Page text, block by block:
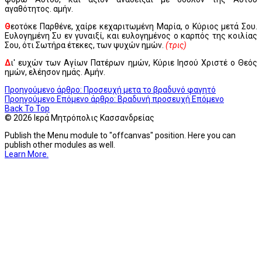
αγαθότητος. αμήν.
Θεοτόκε Παρθένε, χαίρε κεχαριτωμένη Μαρία, ο Κύριος μετά Σου.
Ευλογημένη Συ εν γυναιξί, και ευλογημένος ο καρπός της κοιλίας
Σου, ότι Σωτήρα έτεκες, των ψυχών ημών. (τρις)
Δι' ευχών των Αγίων Πατέρων ημών, Κύριε Ιησού Χριστέ ο Θεός
ημών, ελέησον ημάς. Αμήν.
Προηγούμενο άρθρο: Προσευχή μετα το βραδυνό φαγητό
Προηγούμενο Επόμενο άρθρο: Βραδυνή προσευχή Επόμενο
Back To Top
© 2026 Ιερά Μητρόπολις Κασσανδρείας
Publish the Menu module to "offcanvas" position. Here you can
publish other modules as well.
Learn More.